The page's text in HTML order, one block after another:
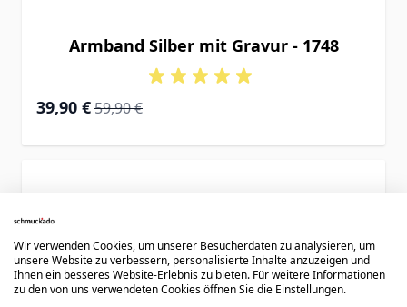
Armband Silber mit Gravur - 1748
Special Price
39,90 € Regular Price
59,90 €
Wir verwenden Cookies, um unserer Besucherdaten zu analysieren, um
unsere Website zu verbessern, personalisierte Inhalte anzuzeigen und
Ihnen ein besseres Website-Erlebnis zu bieten. Für weitere Informationen
zu den von uns verwendeten Cookies öffnen Sie die Einstellungen.